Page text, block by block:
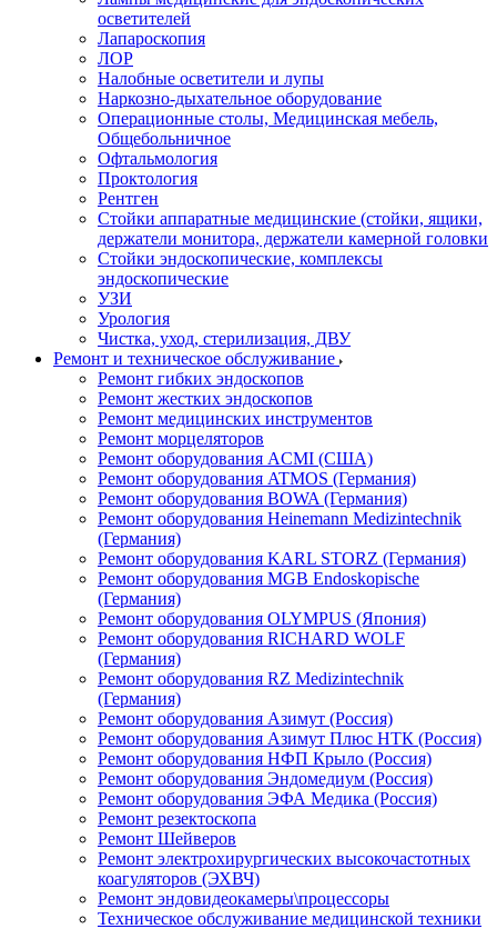
осветителей
Лапароскопия
ЛОР
Налобные осветители и лупы
Наркозно-дыхательное оборудование
Операционные столы, Медицинская мебель,
Общебольничное
Офтальмология
Проктология
Рентген
Стойки аппаратные медицинские (стойки, ящики,
держатели монитора, держатели камерной головки
Стойки эндоскопические, комплексы
эндоскопические
УЗИ
Урология
Чистка, уход, стерилизация, ДВУ
Ремонт и техническое обслуживание
Ремонт гибких эндоскопов
Ремонт жестких эндоскопов
Ремонт медицинских инструментов
Ремонт морцеляторов
Ремонт оборудования ACMI (США)
Ремонт оборудования ATMOS (Германия)
Ремонт оборудования BOWA (Германия)
Ремонт оборудования Heinemann Medizintechnik
(Германия)
Ремонт оборудования KARL STORZ (Германия)
Ремонт оборудования MGB Endoskopische
(Германия)
Ремонт оборудования OLYMPUS (Япония)
Ремонт оборудования RICHARD WOLF
(Германия)
Ремонт оборудования RZ Medizintechnik
(Германия)
Ремонт оборудования Азимут (Россия)
Ремонт оборудования Азимут Плюс НТК (Россия)
Ремонт оборудования НФП Крыло (Россия)
Ремонт оборудования Эндомедиум (Россия)
Ремонт оборудования ЭФА Медика (Россия)
Ремонт резектоскопа
Ремонт Шейверов
Ремонт электрохирургических высокочастотных
коагуляторов (ЭХВЧ)
Ремонт эндовидеокамеры\процессоры
Техническое обслуживание медицинской техники